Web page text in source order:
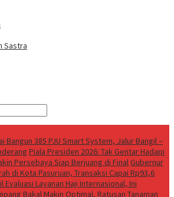
Sastra
Bangun 385 PJU Smart System, Jalur Bangil –
Piala Presiden 2026: Tak Gentar Hadapi
Persebaya Siap Berjuang di FinalGubernur
di Kota Pasuruan, Transaksi Capai Rp93,6
Evaluasi Layanan Haji Internasional, Ini
Bakal Makin Optimal, Ratusan Tanaman